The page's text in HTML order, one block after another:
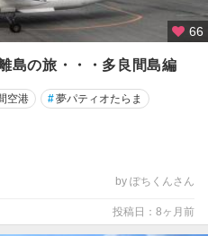
66
島の旅・・・多良間島編
空港 #夢パティオたらま
by ぽちくんさん
投稿日：8ヶ月前